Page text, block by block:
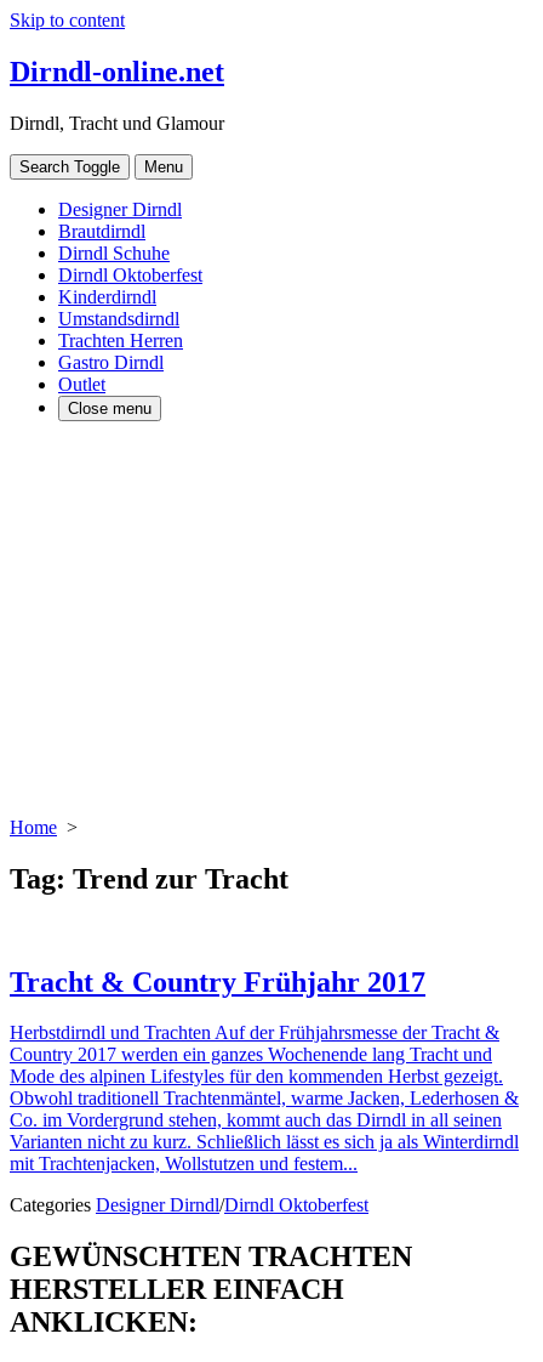
Skip to content
Dirndl-online.net
Dirndl, Tracht und Glamour
Search Toggle Menu
Designer Dirndl
Brautdirndl
Dirndl Schuhe
Dirndl Oktoberfest
Kinderdirndl
Umstandsdirndl
Trachten Herren
Gastro Dirndl
Outlet
Close menu
Home >
Tag: Trend zur Tracht
Tracht & Country Frühjahr 2017
Herbstdirndl und Trachten Auf der Frühjahrsmesse der Tracht &
Country 2017 werden ein ganzes Wochenende lang Tracht und
Mode des alpinen Lifestyles für den kommenden Herbst gezeigt.
Obwohl traditionell Trachtenmäntel, warme Jacken, Lederhosen &
Co. im Vordergrund stehen, kommt auch das Dirndl in all seinen
Varianten nicht zu kurz. Schließlich lässt es sich ja als Winterdirndl
mit Trachtenjacken, Wollstutzen und festem...
Categories Designer Dirndl/Dirndl Oktoberfest
GEWÜNSCHTEN TRACHTEN
HERSTELLER EINFACH
ANKLICKEN: